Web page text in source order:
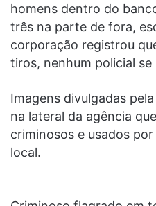
homens dentro do
três na parte de fora,
corporação registrou
tiros, nenhum policial se
Imagens divulgadas
na lateral da agência
criminosos e usados
local.